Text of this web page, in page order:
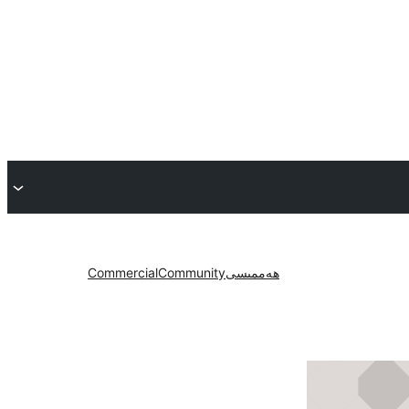
ھەممىسىCommunity
Commercial